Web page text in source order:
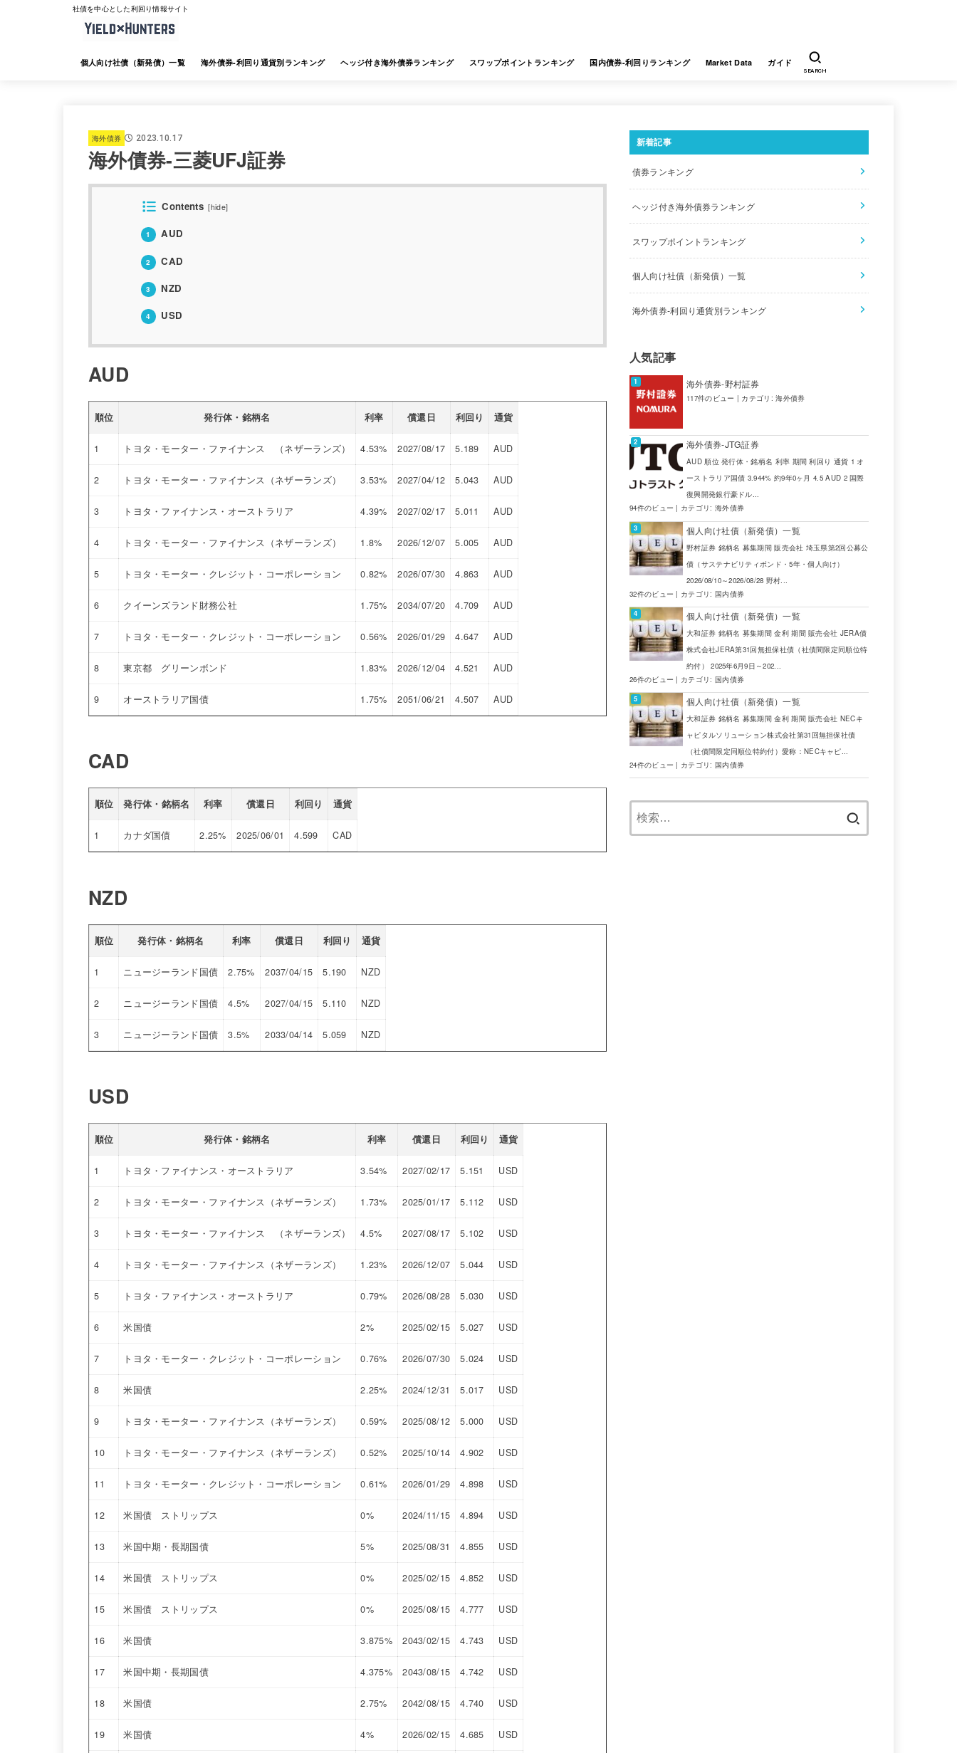
社債を中心とした利回り情報サイト
個人向け社債（新発債）一覧 海外債券-利回り通貨別ランキング ヘッジ付き海外債券ランキング スワップポイントランキング 国内債券-利回りランキング Market Data ガイド
SEARCH
海外債券 2023.10.17
海外債券-三菱UFJ証券
Contents [hide]
1 AUD
2 CAD
3 NZD
4 USD
AUD
順位 発行体・銘柄名 利率 償還日 利回り 通貨
1 トヨタ・モーター・ファイナンス （ネザーランズ） 4.53% 2027/08/17 5.189 AUD
2 トヨタ・モーター・ファイナンス（ネザーランズ） 3.53% 2027/04/12 5.043 AUD
3 トヨタ・ファイナンス・オーストラリア 4.39% 2027/02/17 5.011 AUD
4 トヨタ・モーター・ファイナンス（ネザーランズ） 1.8% 2026/12/07 5.005 AUD
5 トヨタ・モーター・クレジット・コーポレーション 0.82% 2026/07/30 4.863 AUD
6 クイーンズランド財務公社 1.75% 2034/07/20 4.709 AUD
7 トヨタ・モーター・クレジット・コーポレーション 0.56% 2026/01/29 4.647 AUD
8 東京都 グリーンボンド 1.83% 2026/12/04 4.521 AUD
9 オーストラリア国債 1.75% 2051/06/21 4.507 AUD
CAD
順位 発行体・銘柄名 利率 償還日 利回り 通貨
1 カナダ国債 2.25% 2025/06/01 4.599 CAD
NZD
順位 発行体・銘柄名 利率 償還日 利回り 通貨
1 ニュージーランド国債 2.75% 2037/04/15 5.190 NZD
2 ニュージーランド国債 4.5% 2027/04/15 5.110 NZD
3 ニュージーランド国債 3.5% 2033/04/14 5.059 NZD
USD
順位 発行体・銘柄名 利率 償還日 利回り 通貨
1 トヨタ・ファイナンス・オーストラリア 3.54% 2027/02/17 5.151 USD
2 トヨタ・モーター・ファイナンス（ネザーランズ） 1.73% 2025/01/17 5.112 USD
3 トヨタ・モーター・ファイナンス （ネザーランズ） 4.5% 2027/08/17 5.102 USD
4 トヨタ・モーター・ファイナンス（ネザーランズ） 1.23% 2026/12/07 5.044 USD
5 トヨタ・ファイナンス・オーストラリア 0.79% 2026/08/28 5.030 USD
6 米国債 2% 2025/02/15 5.027 USD
7 トヨタ・モーター・クレジット・コーポレーション 0.76% 2026/07/30 5.024 USD
8 米国債 2.25% 2024/12/31 5.017 USD
9 トヨタ・モーター・ファイナンス（ネザーランズ） 0.59% 2025/08/12 5.000 USD
10 トヨタ・モーター・ファイナンス（ネザーランズ） 0.52% 2025/10/14 4.902 USD
11 トヨタ・モーター・クレジット・コーポレーション 0.61% 2026/01/29 4.898 USD
12 米国債 ストリップス 0% 2024/11/15 4.894 USD
13 米国中期・長期国債 5% 2025/08/31 4.855 USD
14 米国債 ストリップス 0% 2025/02/15 4.852 USD
15 米国債 ストリップス 0% 2025/08/15 4.777 USD
16 米国債 3.875% 2043/02/15 4.743 USD
17 米国中期・長期国債 4.375% 2043/08/15 4.742 USD
18 米国債 2.75% 2042/08/15 4.740 USD
19 米国債 4% 2026/02/15 4.685 USD
新着記事
債券ランキング
ヘッジ付き海外債券ランキング
スワップポイントランキング
個人向け社債（新発債）一覧
海外債券-利回り通貨別ランキング
人気記事
海外債券-野村証券
117件のビュー | カテゴリ:海外債券
海外債券-JTG証券
AUD 順位 発行体・銘柄名 利率 期間 利回り 通貨 1 オ
ーストラリア国債 3.944% 約9年0ヶ月 4.5 AUD 2 国際
復興開発銀行豪ドル...
94件のビュー | カテゴリ: 海外債券
個人向け社債（新発債）一覧
野村証券 銘柄名 募集期間 販売会社 埼玉県第2回公募公
債（サステナビリティボンド・5年・個人向け）
2026/08/10～2026/08/28 野村...
32件のビュー | カテゴリ: 国内債券
個人向け社債（新発債）一覧
大和証券 銘柄名 募集期間 金利 期間 販売会社 JERA債
株式会社JERA第31回無担保社債（社債間限定同順位特
約付） 2025年6月9日～202...
26件のビュー | カテゴリ: 国内債券
個人向け社債（新発債）一覧
大和証券 銘柄名 募集期間 金利 期間 販売会社 NECキ
ャピタルソリューション株式会社第31回無担保社債
（社債間限定同順位特約付）愛称：NECキャピ...
24件のビュー | カテゴリ: 国内債券